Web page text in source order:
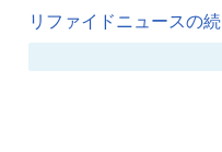
リファイドニュースの